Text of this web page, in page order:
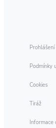
Podmínky
Cookies
Tiráž
Informace